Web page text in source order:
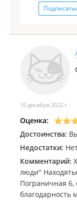
10 декабря 2022 г.
Оценка:
Достоинства:
Недостатки:
Комментарий:
люди"
Пограничная 6,
благодарность